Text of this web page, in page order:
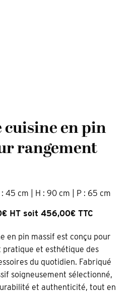
cuisine en pin
rangement
: 45 cm | H : 90 cm | P : 65 cm
HT soit 456,00€ TTC
en pin massif est conçu pour
et esthétique des
du quotidien. Fabriqué
soigneusement sélectionné,
et authenticité, tout en